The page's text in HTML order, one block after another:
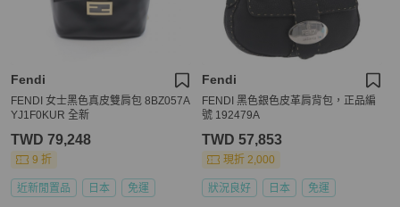
Fendi
FENDI 女士黑色真皮雙肩包 8BZ057A
YJ1F0KUR 全新
TWD 79,248
9 折
近新閒置品 日本 免運
Fendi
FENDI 黑色銀色皮革肩背包，正品編
號 192479A
TWD 57,853
現折 2,000
狀況良好 日本 免運